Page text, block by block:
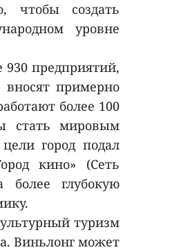
чтобы создать
уровне
930 предприятий,
вносят примерно
более 100
стать мировым
город подал
кино» (Сеть
более глубокую
туризм
Виньлонг может